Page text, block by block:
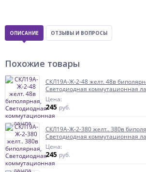
ОПИСАНИЕ ОТЗЫВЫ И ВОПРОСЫ
Похожие товары
СКЛ19А-Ж-2-48 желт. 48в
Светодиодная коммутационная
Цена:
245 руб.
СКЛ19А-Ж-2-380 желт.. 380в
Светодиодная коммутационная
Цена:
245 руб.